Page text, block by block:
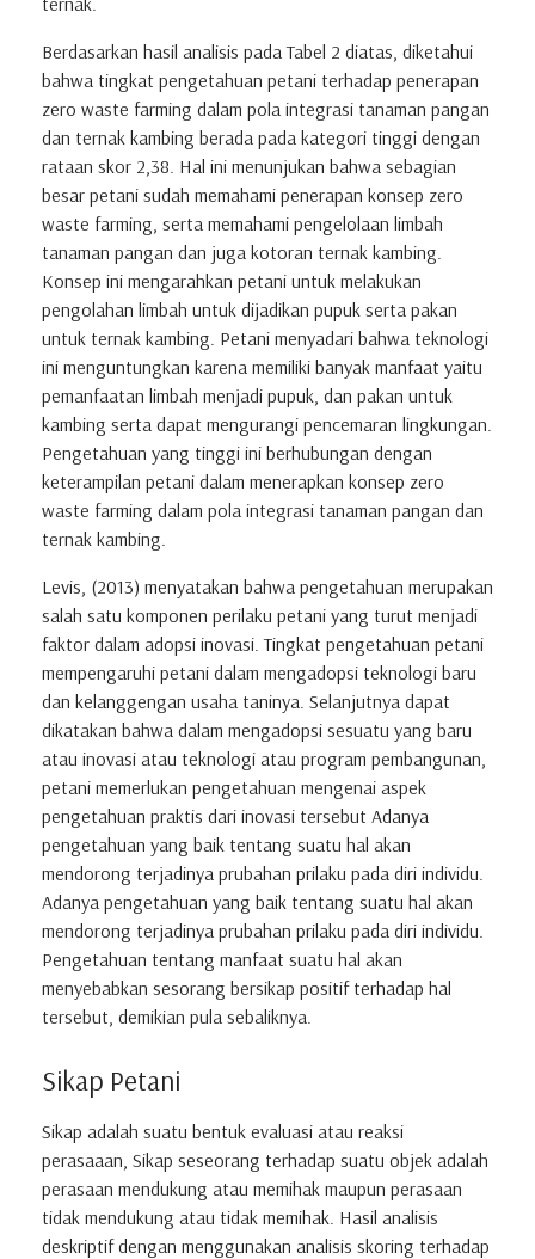
Berdasarkan hasil analisis pada Tabel 2 diatas, diketahui
bahwa tingkat pengetahuan petani terhadap penerapan
zero waste farming dalam pola integrasi tanaman pangan
dan ternak kambing berada pada kategori tinggi dengan
rataan skor 2,38. Hal ini menunjukan bahwa sebagian
besar petani sudah memahami penerapan konsep zero
waste farming, serta memahami pengelolaan limbah
tanaman pangan dan juga kotoran ternak kambing.
Konsep ini mengarahkan petani untuk melakukan
pengolahan limbah untuk dijadikan pupuk serta pakan
untuk ternak kambing. Petani menyadari bahwa teknologi
ini menguntungkan karena memiliki banyak manfaat yaitu
pemanfaatan limbah menjadi pupuk, dan pakan untuk
kambing serta dapat mengurangi pencemaran lingkungan.
Pengetahuan yang tinggi ini berhubungan dengan
keterampilan petani dalam menerapkan konsep zero
waste farming dalam pola integrasi tanaman pangan dan
ternak kambing.
Levis, (2013) menyatakan bahwa pengetahuan merupakan
salah satu komponen perilaku petani yang turut menjadi
faktor dalam adopsi inovasi. Tingkat pengetahuan petani
mempengaruhi petani dalam mengadopsi teknologi baru
dan kelanggengan usaha taninya. Selanjutnya dapat
dikatakan bahwa dalam mengadopsi sesuatu yang baru
atau inovasi atau teknologi atau program pembangunan,
petani memerlukan pengetahuan mengenai aspek
pengetahuan praktis dari inovasi tersebut Adanya
pengetahuan yang baik tentang suatu hal akan
mendorong terjadinya prubahan prilaku pada diri individu.
Adanya pengetahuan yang baik tentang suatu hal akan
mendorong terjadinya prubahan prilaku pada diri individu.
Pengetahuan tentang manfaat suatu hal akan
menyebabkan sesorang bersikap positif terhadap hal
tersebut, demikian pula sebaliknya.
Sikap Petani
Sikap adalah suatu bentuk evaluasi atau reaksi
perasaaan, Sikap seseorang terhadap suatu objek adalah
perasaan mendukung atau memihak maupun perasaan
tidak mendukung atau tidak memihak. Hasil analisis
deskriptif dengan menggunakan analisis skoring terhadap